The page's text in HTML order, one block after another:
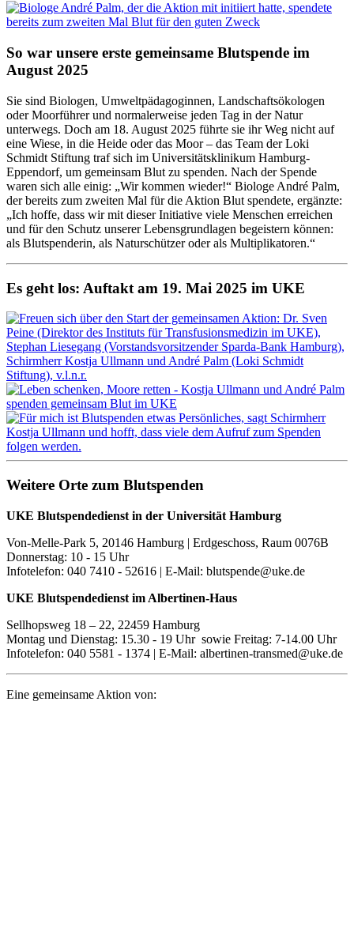
So war unsere erste gemeinsame Blutspende im
August 2025
Sie sind Biologen, Umweltpädagoginnen, Landschaftsökologen
oder Moorführer und normalerweise jeden Tag in der Natur
unterwegs. Doch am 18. August 2025 führte sie ihr Weg nicht auf
eine Wiese, in die Heide oder das Moor – das Team der Loki
Schmidt Stiftung traf sich im Universitätsklinikum Hamburg-
Eppendorf, um gemeinsam Blut zu spenden. Nach der Spende
waren sich alle einig: „Wir kommen wieder!“ Biologe André Palm,
der bereits zum zweiten Mal für die Aktion Blut spendete, ergänzte:
„Ich hoffe, dass wir mit dieser Initiative viele Menschen erreichen
und für den Schutz unserer Lebensgrundlagen begeistern können:
als Blutspenderin, als Naturschützer oder als Multiplikatoren.“
Es geht los: Auftakt am 19. Mai 2025 im UKE
Weitere Orte zum Blutspenden
UKE Blutspendedienst in der Universität Hamburg
Von-Melle-Park 5, 20146 Hamburg | Erdgeschoss, Raum 0076B
Donnerstag: 10 - 15 Uhr
Infotelefon: 040 7410 - 52616 | E-Mail: blutspende@uke.de
UKE Blutspendedienst im Albertinen-Haus
Sellhopsweg 18 – 22, 22459 Hamburg
Montag und Dienstag: 15.30 - 19 Uhr sowie Freitag: 7-14.00 Uhr
Infotelefon: 040 5581 - 1374 | E-Mail: albertinen-transmed@uke.de
Eine gemeinsame Aktion von: